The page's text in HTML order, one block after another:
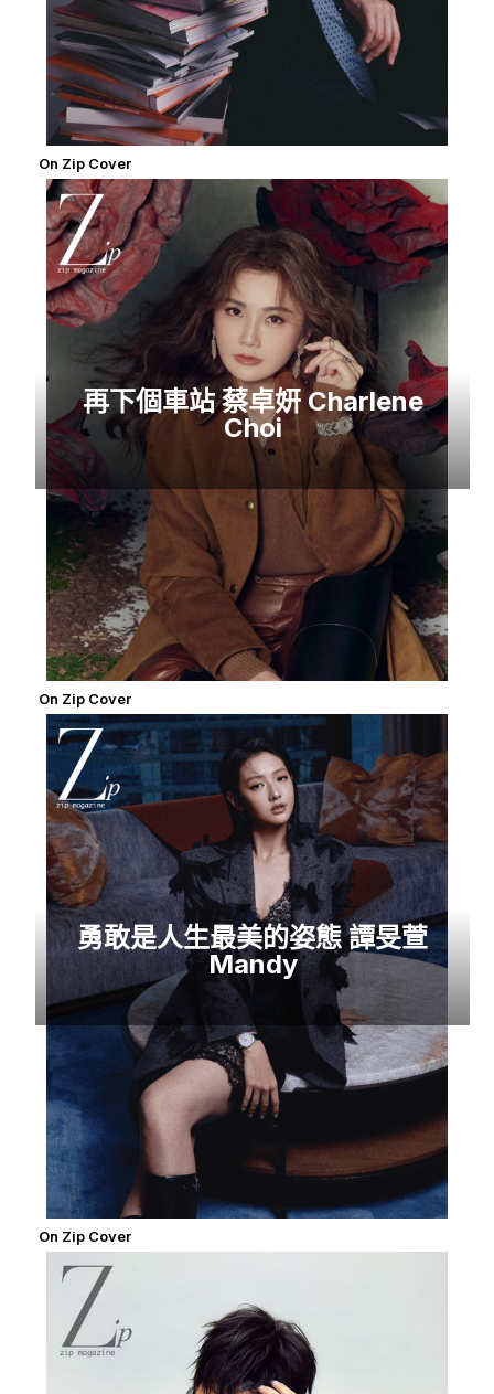
On Zip Cover
再下個車站 蔡卓妍 Charlene
Choi
On Zip Cover
勇敢是人生最美的姿態 譚旻萱
Mandy
On Zip Cover